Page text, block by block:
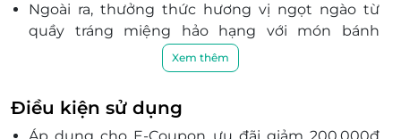
Ngoài ra, thưởng thức hương vị ngọt ngào từ
quầy tráng miệng hảo hạng với món bánh
nướng thơm lừng, những chiếc macaron đầy
màu sắc, bánh flan vàng óng hay các món chè
Việt truyền thống sẽ mang đến bữa tối hoàn
hảo cho bạn & người thân.
Xem thêm
Điều kiện sử dụng